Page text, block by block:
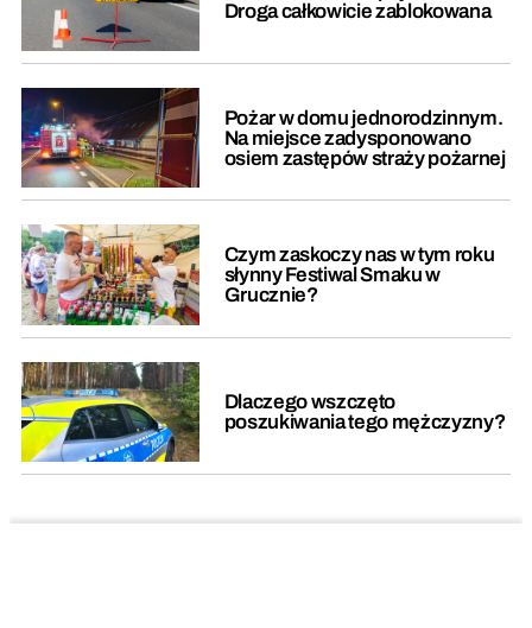
Droga całkowicie zablokowana
Pożar w domu jednorodzinnym.
Na miejsce zadysponowano
osiem zastępów straży pożarnej
Czym zaskoczy nas w tym roku
słynny Festiwal Smaku w
Grucznie?
Dlaczego wszczęto
poszukiwania tego mężczyzny?